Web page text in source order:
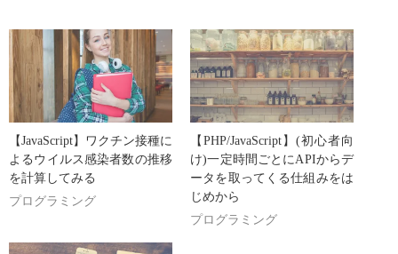
【JavaScript】ワクチン接種に
よるウイルス感染者数の推移
を計算してみる
プログラミング
【PHP/JavaScript】(初心者向
け)一定時間ごとにAPIからデ
ータを取ってくる仕組みをは
じめから
プログラミング